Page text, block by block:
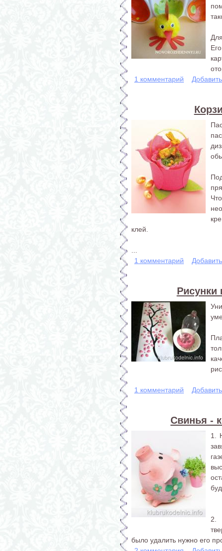
1 комментарий
клей.
1 комментарий
1 комментарий
Свинья -
1.
2.
было удалить нужно его